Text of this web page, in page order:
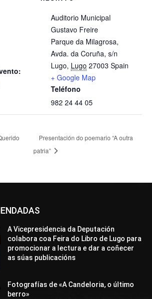
​Auditorio Municipal
Gustavo Freire
Parque da Milagrosa,
Avda. da Coruña, s/n
Lugo, Lugo 27003 Spain
+ Google Map
Teléfono
982 24 44 05
Presentación do poemario “A outra
patria”
A Vicepresidencia da Deputación
colabora coa Feira do Libro de Lugo para
promocionar a lectura e dar a coñecer
as súas publicacións
Fotografías de «A Candeloria, o último
berro»